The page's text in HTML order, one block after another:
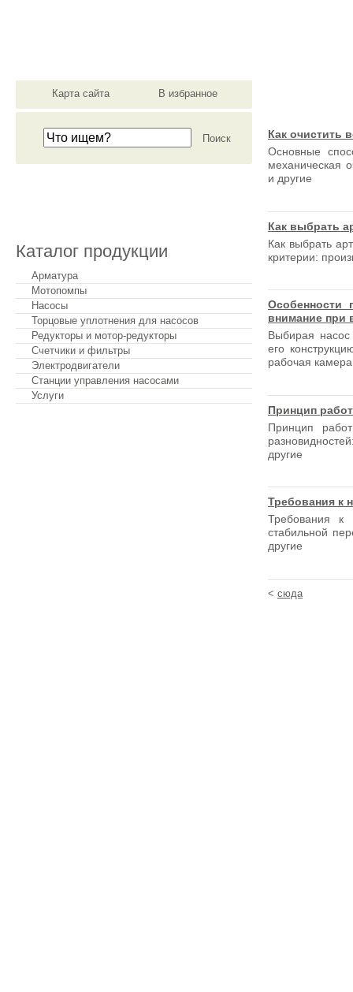
Карта сайта В избранное
Как очистить
Основные
механическая
и другие
Как выбрать
Как выбрать
критерии:
Особенности
внимание при
Выбирая
его
рабочая
Принцип
Принцип
другие
Требования к
Требования к
стабильной
другие
< сюда
Каталог продукции
Арматура
Мотопомпы
Насосы
Торцовые уплотнения для насосов
Редукторы и мотор-редукторы
Счетчики и фильтры
Электродвигатели
Станции управления насосами
Услуги